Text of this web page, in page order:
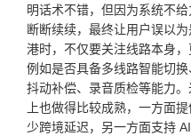
明话术不错，但因为系统不
断断续续，最终让用户误以
港时，不仅要关注线路本身，
例如是否具备多线路智能切
抖动补偿、录音质检等能力
上也做得比较成熟，一方面
少跨境延迟，另一方面支持